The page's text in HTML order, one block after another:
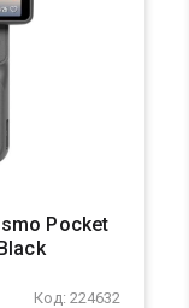
Pocket
Код: 224632